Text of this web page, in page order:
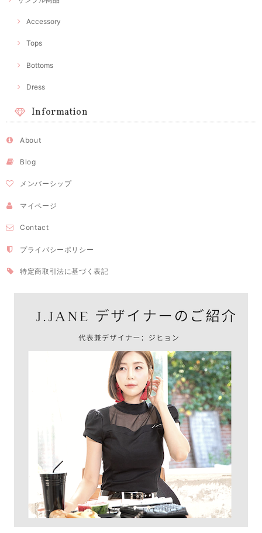
Accessory
Tops
Bottoms
Dress
Information
About
Blog
メンバーシップ
マイページ
Contact
プライバシーポリシー
特定商取引法に基づく表記